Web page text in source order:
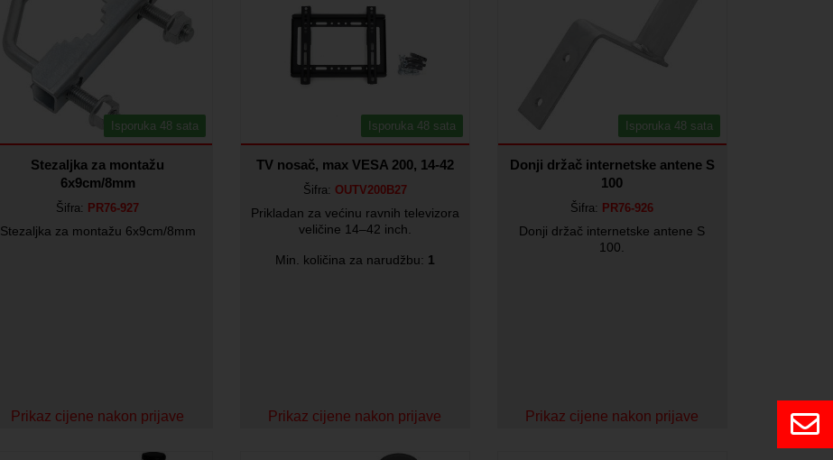
Isporuka 48 sata
Stezaljka za montažu
6x9cm/8mm
Šifra: PR76-927
Stezaljka za montažu 6x9cm/8mm
Prikaz cijene nakon prijave
Isporuka 48 sata
TV nosač, max VESA 200, 14-42
Šifra: OUTV200B27
Prikladan za većinu ravnih televizora
veličine 14–42 inch.
Min. količina za narudžbu: 1
Prikaz cijene nakon prijave
Isporuka 48 sata
Donji držač internetske antene S
100
Šifra: PR76-926
Donji držač internetske antene S
100.
Prikaz cijene nakon prijave